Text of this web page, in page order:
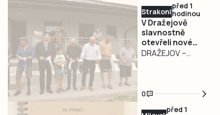
Strakonicko
před 1
hodinou
V Dražejově
slavnostně
otevřeli nové
fotbalové
DRAŽEJOV –
dočkal významné
modernizace. V
pátek 7. srpna byly
0
před 1